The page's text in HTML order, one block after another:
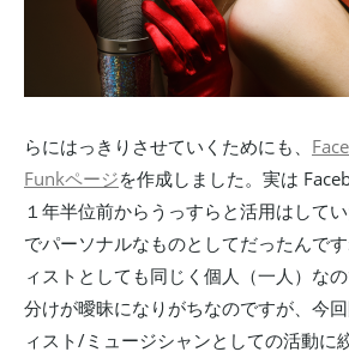
らにはっきりさせていくためにも、
Funkページを作成しました。実は
１年半位前からうっすらと活用はして
でパーソナルなものとしてだったんで
ィストとしても同じく個人（一人）な
分けが曖昧になりがちなのですが、今
ィスト/ミュージシャンとしての活動に